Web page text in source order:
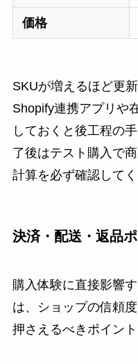
価格
SKUが増えるほど更
Shopify連携アプリや
しておくと後工程の
了後はテスト購入で
計算を必ず確認してく
決済・配送・返品
購入体験に直接影響
は、ショップの信頼
押さえるべきポイン